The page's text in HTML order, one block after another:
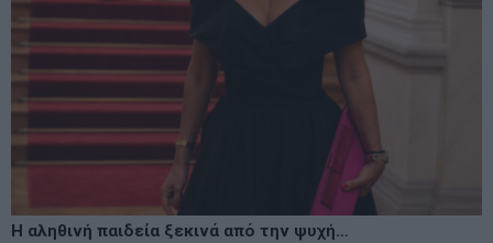
Η αληθινή παιδεία ξεκινά από την ψυχή…